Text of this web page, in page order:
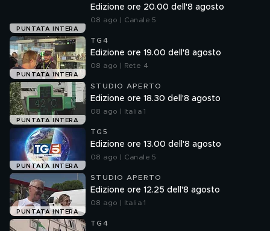
PUNTATA INTERA
Edizione ore 20.00 dell'8 agosto
08 ago | Canale 5
PUNTATA INTERA
TG4
Edizione ore 19.00 dell'8 agosto
08 ago | Rete 4
PUNTATA INTERA
STUDIO APERTO
Edizione ore 18.30 dell'8 agosto
08 ago | Italia 1
PUNTATA INTERA
TG5
Edizione ore 13.00 dell'8 agosto
08 ago | Canale 5
PUNTATA INTERA
STUDIO APERTO
Edizione ore 12.25 dell'8 agosto
08 ago | Italia 1
TG4